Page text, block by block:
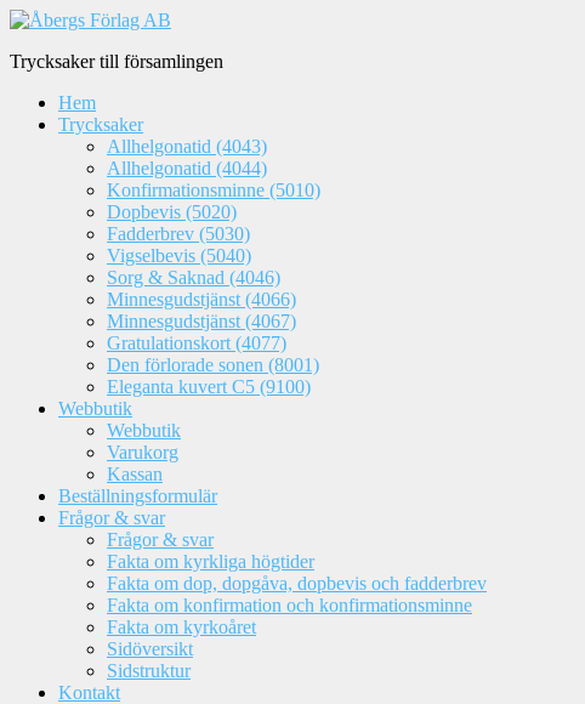
Trycksaker till församlingen
Hem
Trycksaker
Allhelgonatid (4043)
Allhelgonatid (4044)
Konfirmationsminne (5010)
Dopbevis (5020)
Fadderbrev (5030)
Vigselbevis (5040)
Sorg & Saknad (4046)
Minnesgudstjänst (4066)
Minnesgudstjänst (4067)
Gratulationskort (4077)
Den förlorade sonen (8001)
Eleganta kuvert C5 (9100)
Webbutik
Webbutik
Varukorg
Kassan
Beställningsformulär
Frågor & svar
Frågor & svar
Fakta om kyrkliga högtider
Fakta om dop, dopgåva, dopbevis och fadderbrev
Fakta om konfirmation och konfirmationsminne
Fakta om kyrkoåret
Sidöversikt
Sidstruktur
Kontakt